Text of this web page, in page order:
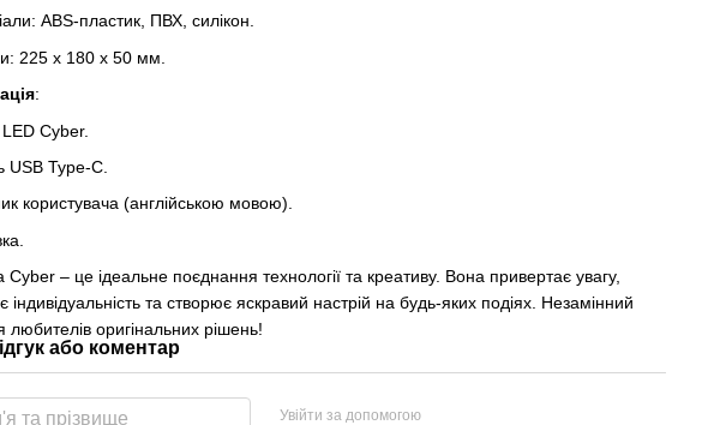
ABS-пластик, ПВХ, силікон.
225 х 180 х 50 мм.
:
Cyber.
USB Type-C.
користувача (англійською мовою).
Cyber ​​– це ідеальне поєднання технології та креативу. Вона привертає увагу,
індивідуальність та створює яскравий настрій на будь-яких подіях. Незамінний
любителів оригінальних рішень!
або коментар
Увійти за допомогою